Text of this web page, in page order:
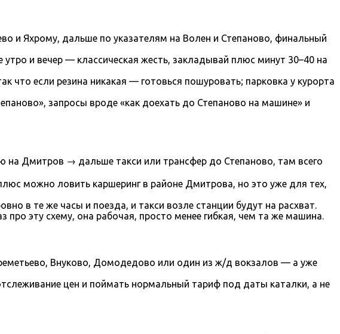
Яхрому, дальше по указателям на Волен и Степаново, финальный
и вечер — классическая жесть, закладывай плюс минут 30–40 на
если резина никакая — готовься пошуровать; парковка у курорта
запросы вроде «как доехать до Степаново на машине» и
на Дмитров → дальше такси или трансфер до Степаново, там всего
можно ловить каршеринг в районе Дмитрова, но это уже для тех,
в те же часы и поезда, и такси возле станции будут на расхват.
про эту схему, она рабочая, просто менее гибкая, чем та же машина.
Внуково, Домодедово или один из ж/д вокзалов — а уже
цен и поймать нормальный тариф под даты каталки, а не